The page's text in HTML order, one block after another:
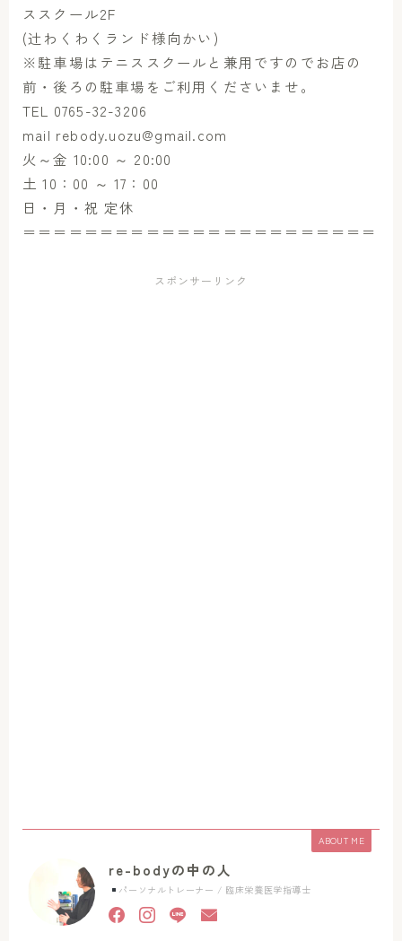
ススクール2F
(辻わくわくランド様向かい)
※駐車場はテニススクールと兼用ですのでお店の
前・後ろの駐車場をご利用くださいませ。
TEL 0765-32-3206
mail rebody.uozu@gmail.com
火～金 10:00 ～ 20:00
土 10：00 ～ 17：00
日・月・祝 定休
＝＝＝＝＝＝＝＝＝＝＝＝＝＝＝＝＝＝＝＝＝＝＝
スポンサーリンク
ABOUT ME
re-bodyの中の人
パーソナルトレーナー / 臨床栄養医学指導士